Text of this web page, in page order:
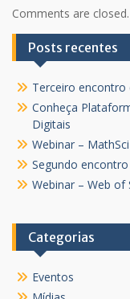
Comments are closed.
Posts recentes
Terceiro encontro
Conheça
Digitais
Webinar –
Segundo
Webinar – Web of
Categorias
Eventos